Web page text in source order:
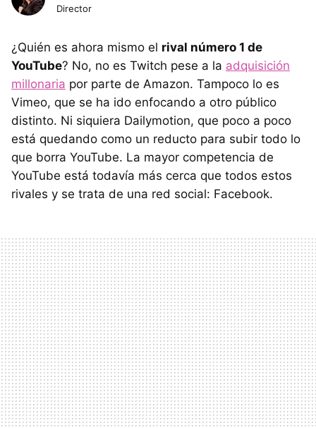
Director
¿Quién es ahora mismo el rival número 1 de
YouTube? No, no es Twitch pese a la adquisición
millonaria por parte de Amazon. Tampoco lo es
Vimeo, que se ha ido enfocando a otro público
distinto. Ni siquiera Dailymotion, que poco a poco
está quedando como un reducto para subir todo lo
que borra YouTube. La mayor competencia de
YouTube está todavía más cerca que todos estos
rivales y se trata de una red social: Facebook.